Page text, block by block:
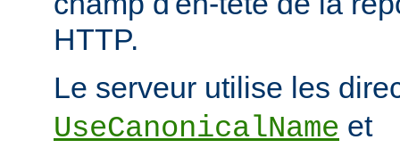
HTTP.
Le serveur utilise les
UseCanonicalName et